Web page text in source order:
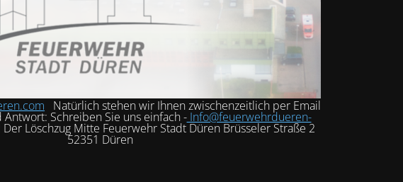
Natürlich stehen wir Ihnen zwischenzeitlich per Email
Schreiben Sie uns einfach -Info@feuerwehrdueren-
Der Löschzug Mitte Feuerwehr Stadt Düren Brüsseler Straße 2
52351 Düren